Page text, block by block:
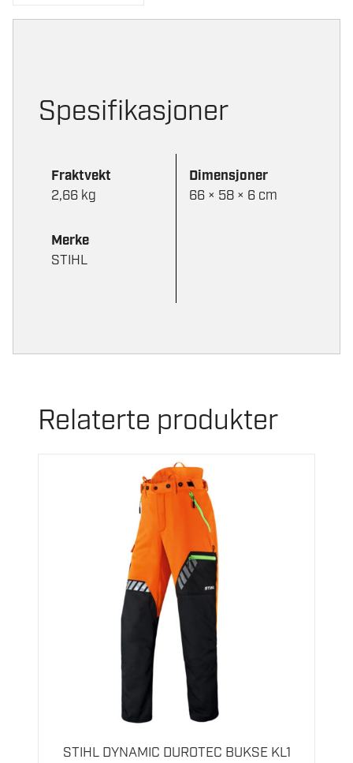
Spesifikasjoner
Fraktvekt
2,66 kg
Dimensjoner
66 × 58 × 6 cm
Merke
STIHL
Relaterte produkter
STIHL DYNAMIC DUROTEC BUKSE KL1
flere